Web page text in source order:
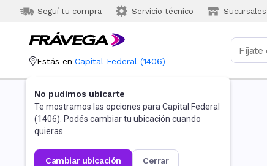
Seguí tu compra Servicio técnico Sucursales
Estás en Capital Federal (1406)
No pudimos ubicarte
Te mostramos las opciones para Capital Federal
(1406). Podés cambiar tu ubicación cuando
quieras.
cambiar ubicación cerrar